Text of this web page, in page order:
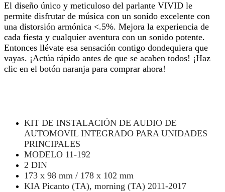
El diseño único y meticuloso del parlante VIVID le
permite disfrutar de música con un sonido excelente con
una distorsión armónica <.5%. Mejora la experiencia de
cada fiesta y cualquier aventura con un sonido potente.
Entonces llévate esa sensación contigo dondequiera que
vayas. ¡Actúa rápido antes de que se acaben todos! ¡Haz
clic en el botón naranja para comprar ahora!
KIT DE INSTALACIÓN DE AUDIO DE
AUTOMOVIL INTEGRADO PARA UNIDADES
PRINCIPALES
MODELO 11-192
2 DIN
173 x 98 mm / 178 x 102 mm
KIA Picanto (TA), morning (TA) 2011-2017